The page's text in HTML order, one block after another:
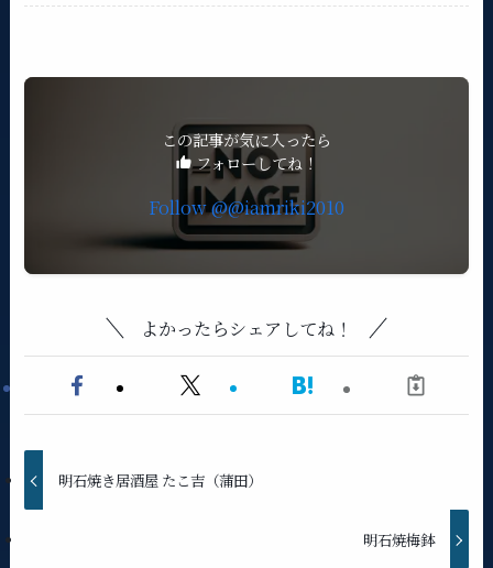
この記事が気に入ったら
フォローしてね！
Follow @@iamriki2010
よかったらシェアしてね！
明石焼き居酒屋 たこ吉（蒲田）
明石焼梅鉢